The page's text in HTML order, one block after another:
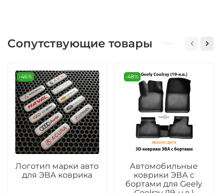
Сопутствующие товары
-46%
Логотип марки авто
для ЭВА коврика
-48%
Автомобильные
коврики ЭВА с
бортами для Geely